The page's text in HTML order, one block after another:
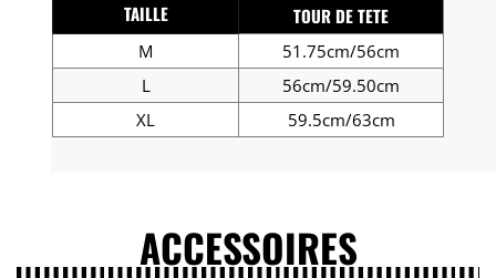
TAILLE TOUR DE TETE
M
51.75cm/56cm
L
56cm/59.50cm
XL
59.5cm/63cm
ACCESSOIRES